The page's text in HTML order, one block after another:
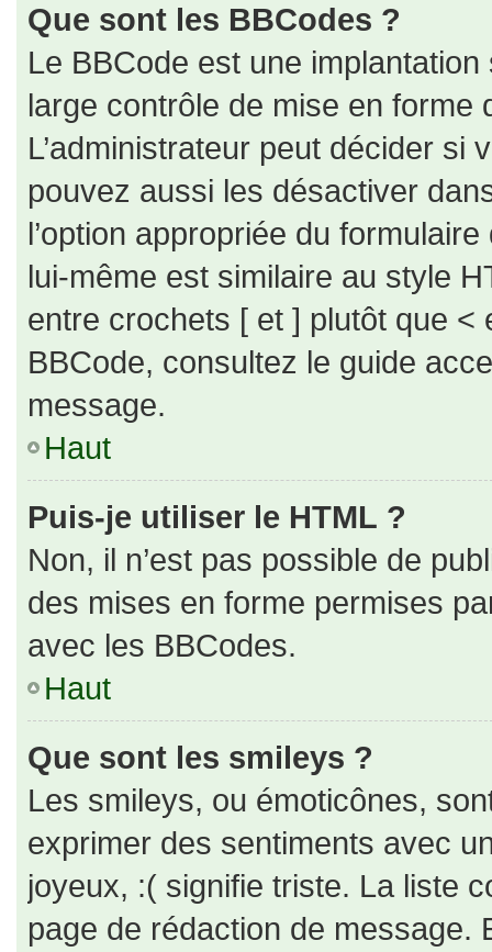
Que sont les BBCodes ?
Le BBCode est une
large contrôle de mise en forme
L’administrateur peut décider
pouvez aussi les désactiver
l’option appropriée du
lui-même est similaire au style
entre crochets [ et ] plutôt que <
BBCode, consultez le guide
message.
Haut
Puis-je utiliser le HTML ?
Non, il n’est pas possible de
des mises en forme permises
avec les BBCodes.
Haut
Que sont les smileys ?
Les smileys, ou émoticônes,
exprimer des sentiments avec
joyeux, :( signifie triste. La liste
page de rédaction de message.